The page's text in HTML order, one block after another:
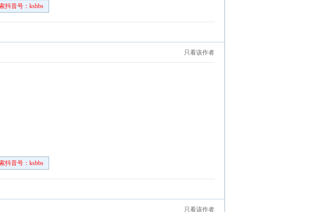
抖音号：ksbbs
只看该作者
抖音号：ksbbs
只看该作者